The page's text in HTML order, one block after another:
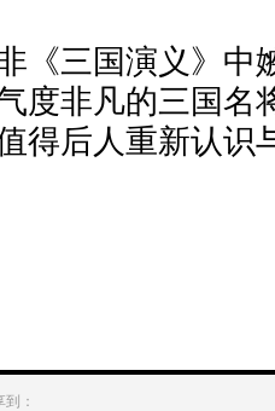
《三国演义》中
度非凡的三国名
得后人重新认识
到：